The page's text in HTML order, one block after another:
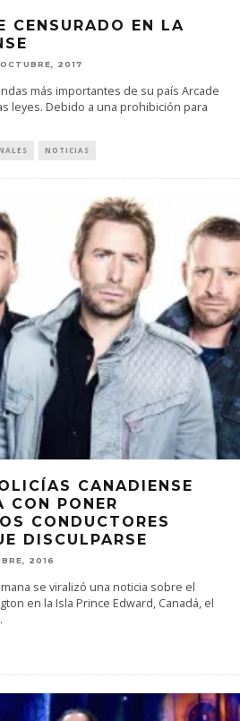
CENSURADO EN LA
2017
más importantes de su país Arcade
leyes. Debido a una prohibición para
NOTICIAS
CANADIENSE
CON PONER
CONDUCTORES
DISCULPARSE
2016
se viralizó una noticia sobre el
en la Isla Prince Edward, Canadá, el